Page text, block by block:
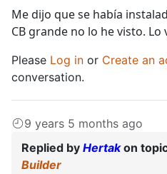
Me dijo que se había
CB grande no lo he visto. Lo
Please Log in or Create an
conversation.
9 years 5 months ago
Replied by Hertakon
Builder